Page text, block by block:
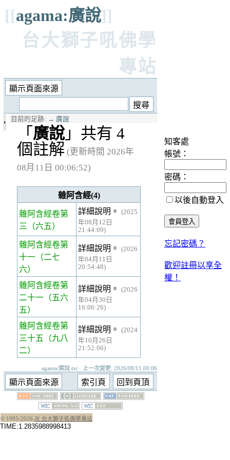
[[agama:廣說]]
台大獅子吼佛學
專站
目前的足跡: → 廣說
「 廣說」共有 4
個註解 (更新時間 2026年
08月11日 00:06:52)
雜阿含經(4)
雜阿含經卷第
三
（六五）
詳細說明。
(2025
年08月12日
21:44:09)
雜阿含經卷第
十一 （二七
六）
詳細說明。
(2026
年04月11日
20:54:48)
雜阿含經卷第
二十一 （五六
五）
詳細說明。
(2026
年04月30日
16:06:26)
雜阿含經卷第
三十五
（九八
二）
詳細說明。
(2024
年10月26日
21:52:06)
agama/廣說.txt · 上一次變更: 2026/08/11 00:06
知客處
帳號：
密碼：
以後自動登入
忘記密碼？
歡迎註冊以享全
權！
© 1995-2026 卍 台大獅子吼佛學專站
TIME:1.2835988998413